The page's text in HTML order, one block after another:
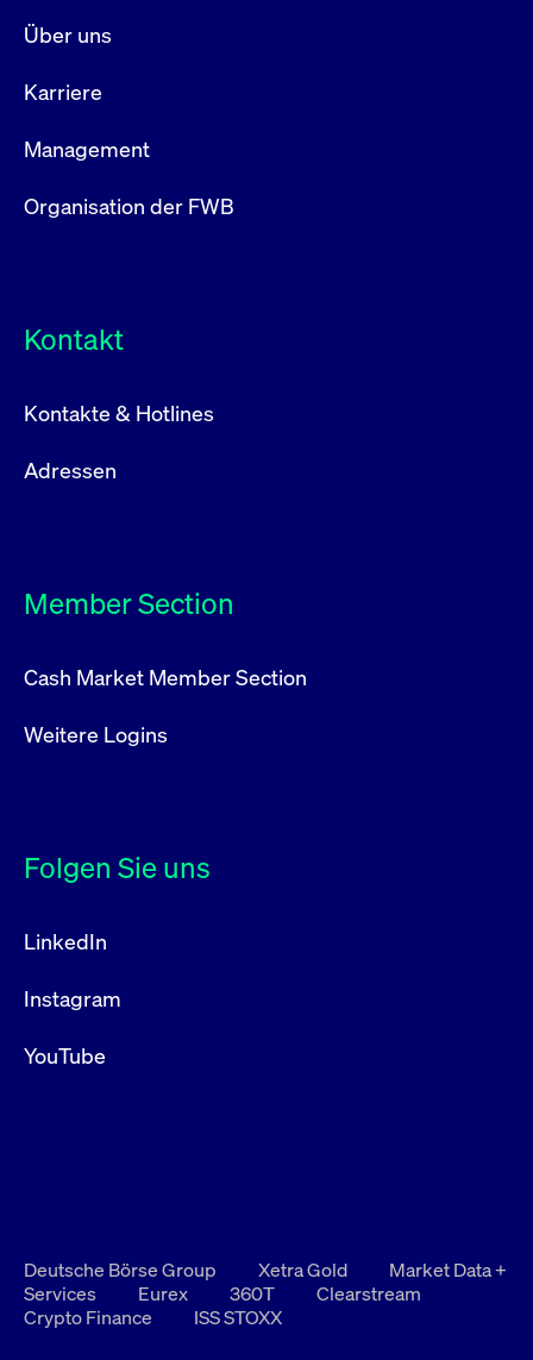
Über uns
Karriere
Management
Organisation der FWB
Kontakt
Kontakte & Hotlines
Adressen
Member Section
Cash Market Member Section
Weitere Logins
Folgen Sie uns
LinkedIn
Instagram
YouTube
Deutsche Börse Group Xetra Gold
Market Data +
Services
Eurex 360T
Clearstream
Crypto Finance
ISS STOXX